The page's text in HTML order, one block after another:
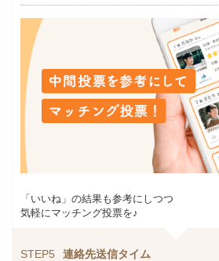
「いいね」の結果も参考にしつつ
気軽にマッチング投票を♪
STEP5 連絡先送信タイム